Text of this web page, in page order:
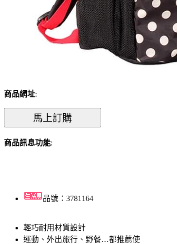
商品網址:
商品訊息功能:
品號：3781164
輕巧耐用材質設計
運動、外出旅行、野餐…都推薦使